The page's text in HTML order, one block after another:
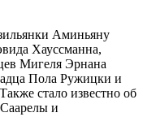
Аминьяну
Хауссманна,
Мигеля Эрнана
Пола Ружицки и
стало известно об
и